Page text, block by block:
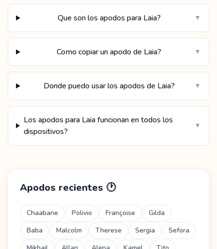
Que son los apodos para Laia? ▼
Como copiar un apodo de Laia? ▼
Donde puedo usar los apodos de Laia? ▼
Los apodos para Laia funcionan en todos los
dispositivos?
▼
Apodos recientes 🕐
Chaabane Polivio Françoise
Gilda
Baba
Malcolm Therese Sergia
Sefora